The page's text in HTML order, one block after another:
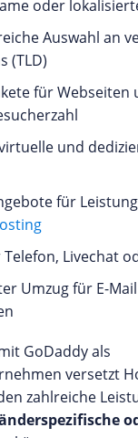
oder
Auswahl an
(TLD)
für
und
für
Livechat
Umzug für E-
GoDaddy als
versetzt
zahlreiche